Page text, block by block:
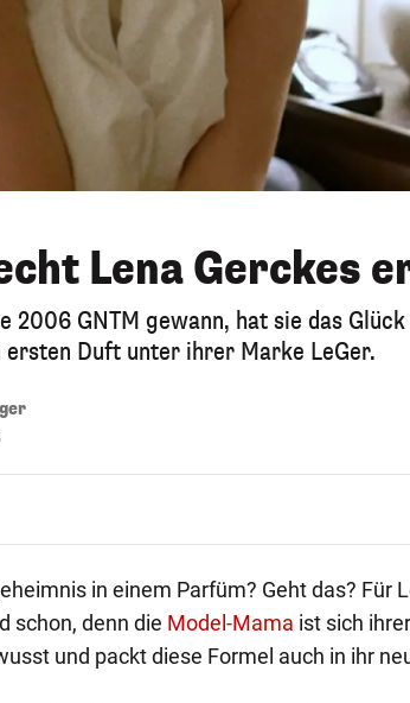
Lena Gerckes
2006 GNTM gewann, hat sie das
Duft unter ihrer Marke LeGer.
in einem Parfüm? Geht das? Für
schon, denn die Model-Mama ist sich
und packt diese Formel auch in ihr